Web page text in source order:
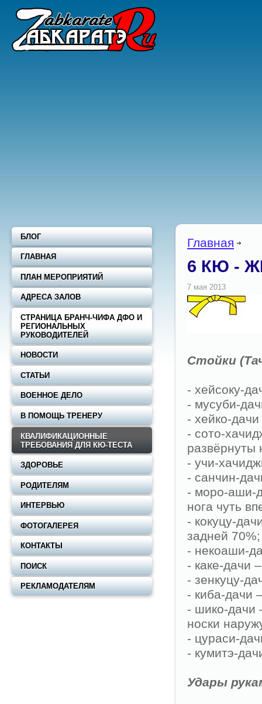
Главная
6 КЮ -
Стойки
- хейсоку-
- мусуби-
- хейко-
- сото-
развёрнуты
- учи-
- санчин-
- моро-аши-
нога чуть
- кокуцу-
задней 70%;
- некоаши-
- каке-дачи
- зенкуцу-
- киба-дачи
- шико-дачи
носки
- цураси-
- кумитэ-
Удары
БЛОГ
ГЛАВНАЯ
ПЛАН МЕРОПРИЯТИЙ
АДРЕСА ЗАЛОВ
СТРАНИЦА БРАНЧ-ЧИФА ДФО И
РЕГИОНАЛЬНЫХ
РУКОВОДИТЕЛЕЙ
НОВОСТИ
СТАТЬИ
ВОЕННОЕ ДЕЛО
В ПОМОЩЬ ТРЕНЕРУ
КВАЛИФИКАЦИОННЫЕ
ТРЕБОВАНИЯ ДЛЯ КЮ-ТЕСТА
ЗДОРОВЬЕ
РОДИТЕЛЯМ
ИНТЕРВЬЮ
ФОТОГАЛЕРЕЯ
КОНТАКТЫ
ПОИСК
РЕКЛАМОДАТЕЛЯМ